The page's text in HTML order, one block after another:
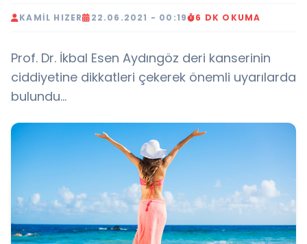
KAMIL HIZER 22.06.2021 - 00:19 6 DK OKUMA
Prof. Dr. İkbal Esen Aydıngöz deri kanserinin
ciddiyetine dikkatleri çekerek önemli uyarılarda
bulundu...